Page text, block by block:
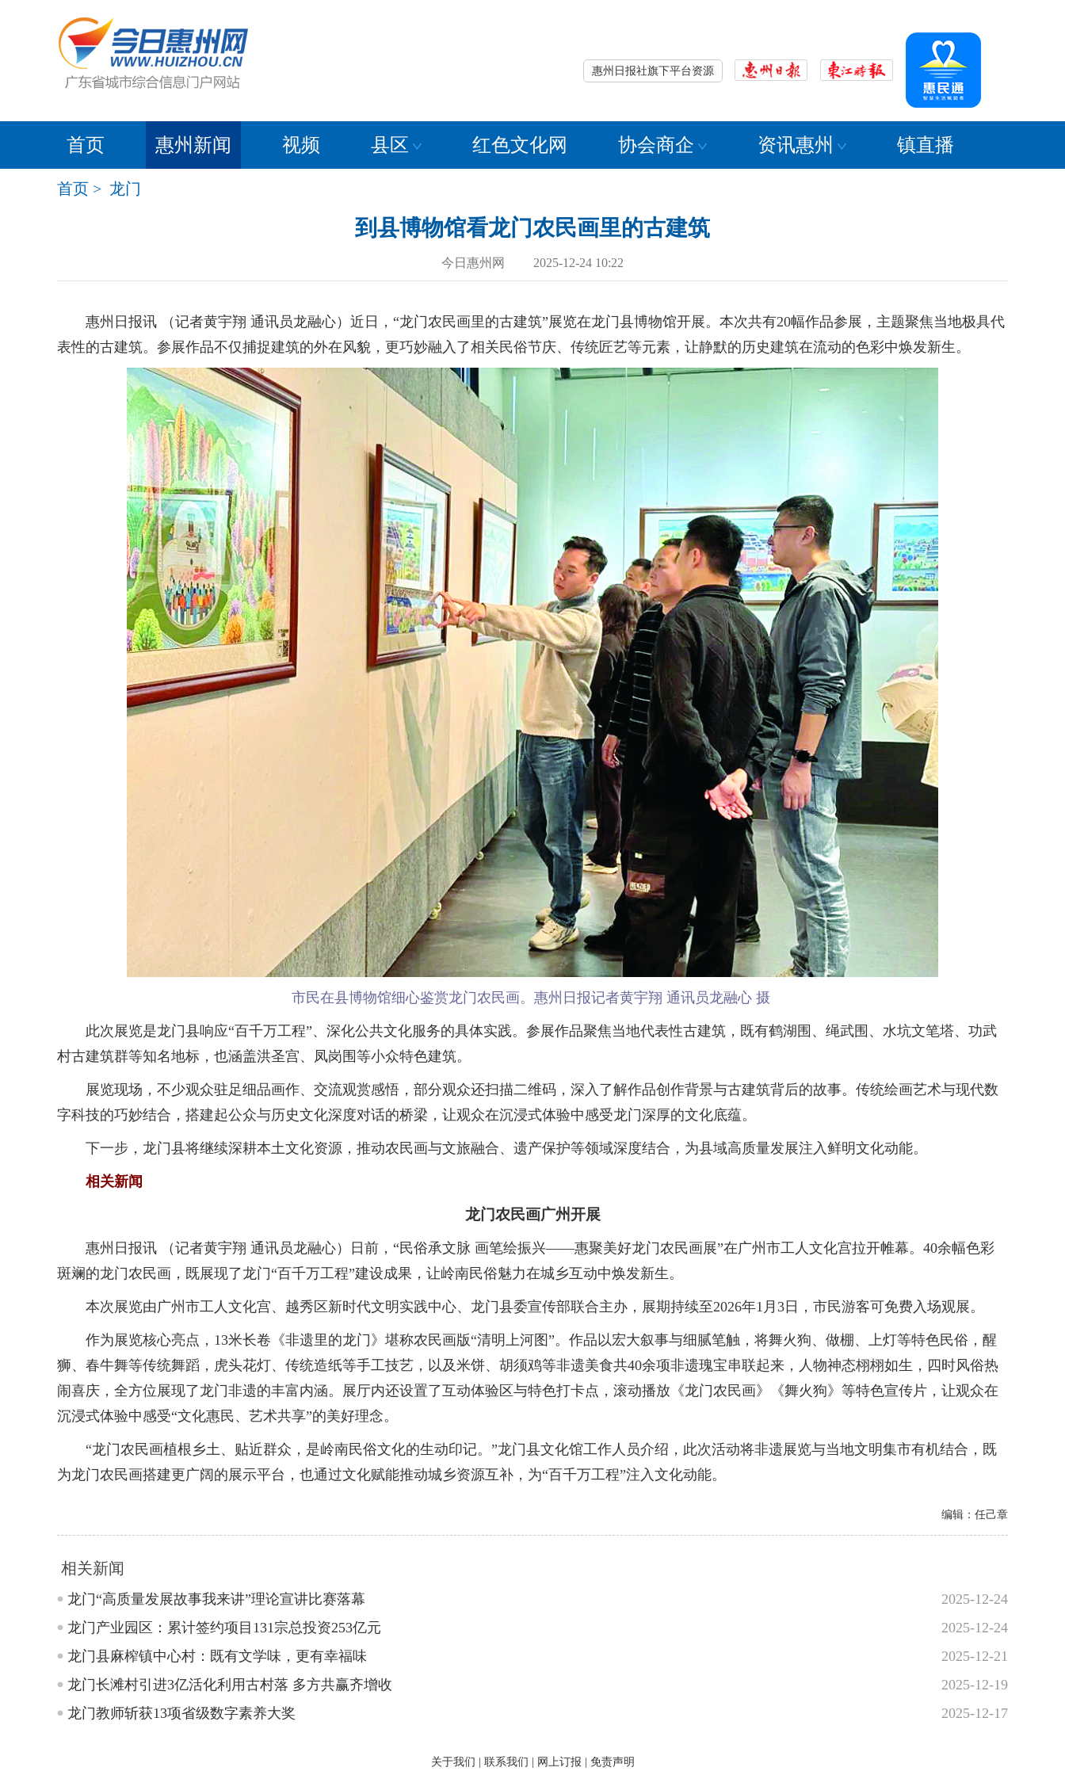
惠州日报社旗下平台资源
首页 惠州新闻 视频 县区 红色文化网 协会商企 资讯惠州 镇直播
首页 > 龙门
到县博物馆看龙门农民画里的古建筑
今日惠州网 2025-12-24 10:22
惠州日报讯 （记者黄宇翔 通讯员龙融心）近日，“龙门农民画里的古建筑”展览在龙门县博物馆开展。本次共有20幅作品参展，主题聚焦当地极具代
表性的古建筑。参展作品不仅捕捉建筑的外在风貌，更巧妙融入了相关民俗节庆、传统匠艺等元素，让静默的历史建筑在流动的色彩中焕发新生。
市民在县博物馆细心鉴赏龙门农民画。惠州日报记者黄宇翔 通讯员龙融心 摄
此次展览是龙门县响应“百千万工程”、深化公共文化服务的具体实践。参展作品聚焦当地代表性古建筑，既有鹤湖围、绳武围、水坑文笔塔、功武
村古建筑群等知名地标，也涵盖洪圣宫、凤岗围等小众特色建筑。
展览现场，不少观众驻足细品画作、交流观赏感悟，部分观众还扫描二维码，深入了解作品创作背景与古建筑背后的故事。传统绘画艺术与现代数
字科技的巧妙结合，搭建起公众与历史文化深度对话的桥梁，让观众在沉浸式体验中感受龙门深厚的文化底蕴。
下一步，龙门县将继续深耕本土文化资源，推动农民画与文旅融合、遗产保护等领域深度结合，为县域高质量发展注入鲜明文化动能。
相关新闻
龙门农民画广州开展
惠州日报讯 （记者黄宇翔 通讯员龙融心）日前，“民俗承文脉 画笔绘振兴——惠聚美好龙门农民画展”在广州市工人文化宫拉开帷幕。40余幅色彩
斑斓的龙门农民画，既展现了龙门“百千万工程”建设成果，让岭南民俗魅力在城乡互动中焕发新生。
本次展览由广州市工人文化宫、越秀区新时代文明实践中心、龙门县委宣传部联合主办，展期持续至2026年1月3日，市民游客可免费入场观展。
作为展览核心亮点，13米长卷《非遗里的龙门》堪称农民画版“清明上河图”。作品以宏大叙事与细腻笔触，将舞火狗、做棚、上灯等特色民俗，醒
狮、春牛舞等传统舞蹈，虎头花灯、传统造纸等手工技艺，以及米饼、胡须鸡等非遗美食共40余项非遗瑰宝串联起来，人物神态栩栩如生，四时风俗热
闹喜庆，全方位展现了龙门非遗的丰富内涵。展厅内还设置了互动体验区与特色打卡点，滚动播放《龙门农民画》《舞火狗》等特色宣传片，让观众在
沉浸式体验中感受“文化惠民、艺术共享”的美好理念。
“龙门农民画植根乡土、贴近群众，是岭南民俗文化的生动印记。”龙门县文化馆工作人员介绍，此次活动将非遗展览与当地文明集市有机结合，既
为龙门农民画搭建更广阔的展示平台，也通过文化赋能推动城乡资源互补，为“百千万工程”注入文化动能。
编辑：任己章
相关新闻
龙门“高质量发展故事我来讲”理论宣讲比赛落幕
2025-12-24
龙门产业园区：累计签约项目131宗总投资253亿元
2025-12-24
龙门县麻榨镇中心村：既有文学味，更有幸福味
2025-12-21
龙门长滩村引进3亿活化利用古村落 多方共赢齐增收
2025-12-19
龙门教师斩获13项省级数字素养大奖
2025-12-17
关于我们 联系我们 网上订报 免责声明